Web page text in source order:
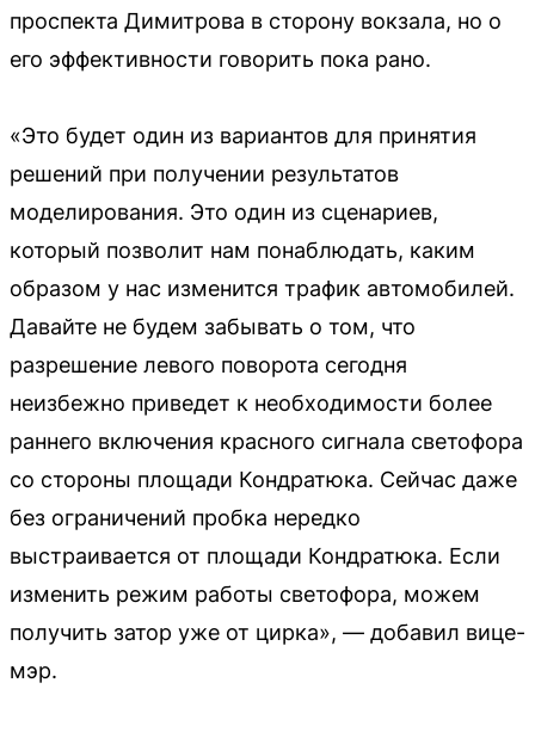
проспекта Димитрова в сторону вокзала, но о
его эффективности говорить пока рано.
«Это будет один из вариантов для принятия
решений при получении результатов
моделирования. Это один из сценариев,
который позволит нам понаблюдать, каким
образом у нас изменится трафик автомобилей.
Давайте не будем забывать о том, что
разрешение левого поворота сегодня
неизбежно приведет к необходимости более
раннего включения красного сигнала светофора
со стороны площади Кондратюка. Сейчас даже
без ограничений пробка нередко
выстраивается от площади Кондратюка. Если
изменить режим работы светофора, можем
получить затор уже от цирка», — добавил вице-
мэр.